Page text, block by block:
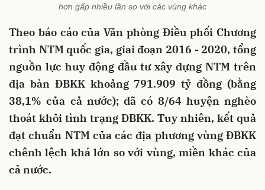
hơn gấp nhiều lần so với các vùng khác
Theo báo cáo của Văn phòng Điều phối Chương
trình NTM quốc gia, giai đoạn 2016 - 2020, tổng
nguồn lực huy động đầu tư xây dựng NTM trên
địa bàn ĐBKK khoảng 791.909 tỷ đồng (bằng
38,1% của cả nước); đã có 8/64 huyện nghèo
thoát khỏi tình trạng ĐBKK. Tuy nhiên, kết quả
đạt chuẩn NTM của các địa phương vùng ĐBKK
chênh lệch khá lớn so với vùng, miền khác của
cả nước.